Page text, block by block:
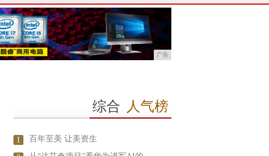
广告
综合 人气榜
1 百年至美 让美资生